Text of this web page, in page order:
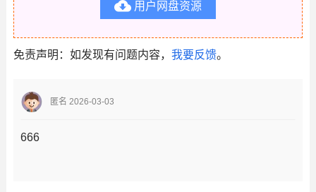
用户网盘资源
免责声明：如发现有问题内容， 我要反馈。
匿名 2026-03-03
666